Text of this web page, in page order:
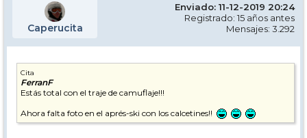
Caperucita
Enviado: 11-12-2019 20:24
Registrado: 15 años antes
Mensajes: 3.292
Cita
FerranF
Estás total con el traje de camuflaje!!!
Ahora falta foto en el aprés-ski con los calcetines!!